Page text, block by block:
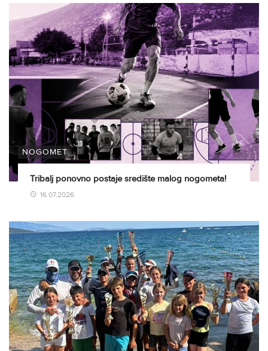
NOGOMET
Tribalj ponovno postaje središte malog nogometa!
16.07.2026